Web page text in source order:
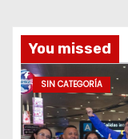
You missed
SIN CATEGORÍA